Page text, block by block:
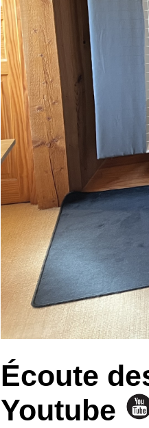
Écoute
Youtube